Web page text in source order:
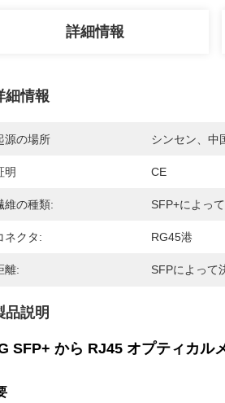
詳細情報
細情報
源の場所 シンセン、中
明 CE
維の種類: SFP+によっ
ネクタ: RG45港
離: SFPによって
品説明
SFP+ から RJ45 オプティカル